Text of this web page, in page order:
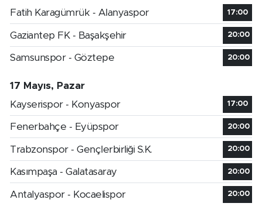
Fatih Karagümrük - Alanyaspor
17:00
Gaziantep FK - Başakşehir 20:00
Samsunspor - Göztepe 20:00
17 Mayıs, Pazar
Kayserispor - Konyaspor
17:00
Fenerbahçe - Eyüpspor 20:00
Trabzonspor - Gençlerbirliği S.K. 20:00
Kasımpaşa - Galatasaray 20:00
Antalyaspor - Kocaelispor 20:00